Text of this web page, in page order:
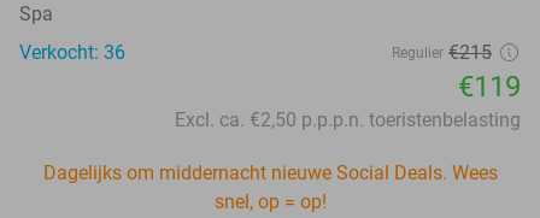
Spa
Verkocht: 36
Regulier €215
€119
Excl. ca. €2,50 p.p.p.n. toeristenbelasting
Dagelijks om middernacht nieuwe Social Deals. Wees
snel, op = op!